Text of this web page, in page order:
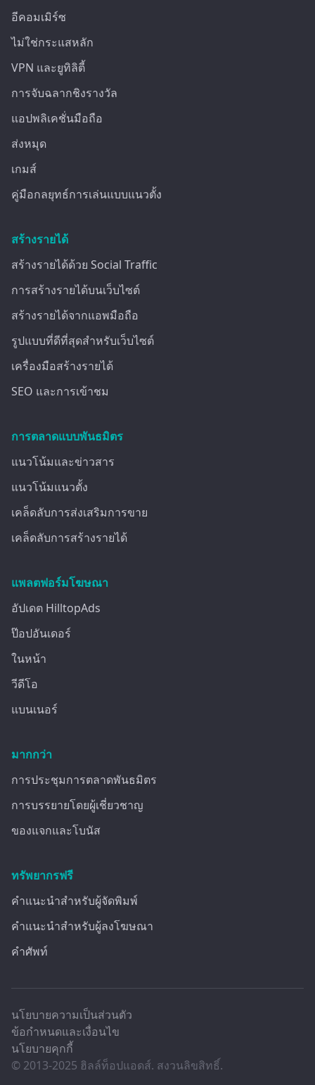
อีคอมเมิร์ซ
ไม่ใช่กระแสหลัก
VPN และยูทิลิตี้
การจับฉลากชิงรางวัล
แอปพลิเคชั่นมือถือ
ส่งหมุด
เกมส์
คู่มือกลยุทธ์การเล่นแบบแนวตั้ง
สร้างรายได้
สร้างรายได้ด้วย Social Traffic
การสร้างรายได้บนเว็บไซต์
สร้างรายได้จากแอพมือถือ
รูปแบบที่ดีที่สุดสำหรับเว็บไซต์
เครื่องมือสร้างรายได้
SEO และการเข้าชม
การตลาดแบบพันธมิตร
แนวโน้มและข่าวสาร
แนวโน้มแนวตั้ง
เคล็ดลับการส่งเสริมการขาย
เคล็ดลับการสร้างรายได้
แพลตฟอร์มโฆษณา
อัปเดต HilltopAds
ป๊อปอันเดอร์
ในหน้า
วีดีโอ
แบนเนอร์
มากกว่า
การประชุมการตลาดพันธมิตร
การบรรยายโดยผู้เชี่ยวชาญ
ของแจกและโบนัส
ทรัพยากรฟรี
คำแนะนำสำหรับผู้จัดพิมพ์
คำแนะนำสำหรับผู้ลงโฆษณา
คำศัพท์
© 2013-2025 ฮิลล์ท็อปแอดส์. สงวนลิขสิทธิ์.
นโยบายความเป็นส่วนตัว
ข้อกำหนดและเงื่อนไข
นโยบายคุกกี้